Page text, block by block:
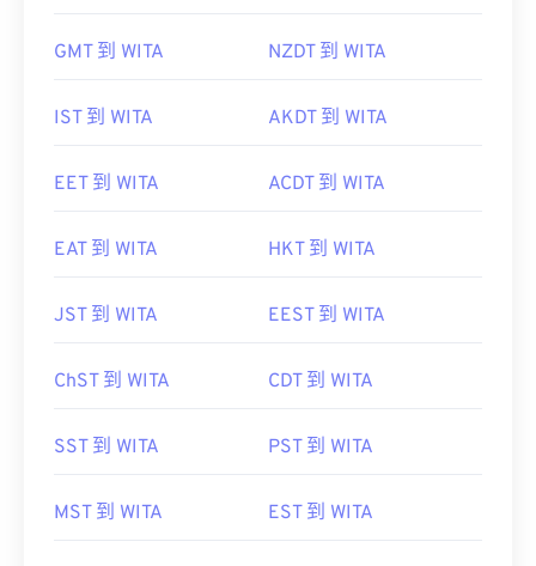
GMT 到 WITA NZDT 到 WITA
IST 到 WITA AKDT 到 WITA
EET 到 WITA ACDT 到 WITA
EAT 到 WITA HKT 到 WITA
JST 到 WITA EEST 到 WITA
ChST 到 WITA CDT 到 WITA
SST 到 WITA PST 到 WITA
MST 到 WITA EST 到 WITA